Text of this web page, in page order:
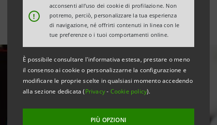
!
acconsenti all’uso dei cookie di profilazione. Non
potremo, perciò, personalizzare la tua esperienza
di navigazione, né offrirti contenuti in linea con le
tue preferenze o i tuoi comportamenti online.
È possibile consultare l'informativa estesa, prestare o meno
il consenso ai cookie o personalizzarne la configurazione e
modificare le proprie scelte in qualsiasi momento accedendo
alla sezione dedicata (Privacy- Cookie policy).
PIÙ OPZIONI